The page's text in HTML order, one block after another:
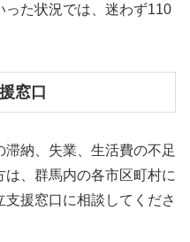
った状況では、迷わず110
窓口
納、失業、生活費の不足
、群馬内の各市区町村に
援窓口に相談してくださ